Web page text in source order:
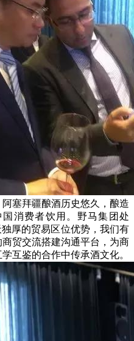
塞拜疆酿酒历史悠久，酿造
消费者饮用。野马集团处
厚的贸易区位优势，我们有
贸交流搭建沟通平台，为商
互鉴的合作中传承酒文化。